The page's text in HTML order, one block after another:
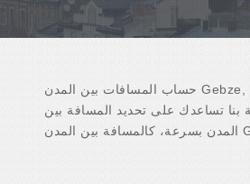
حساب المسافات بين المدن Gebze, بارتين. خريطة
بنا تساعدك على تحديد المسافة بين